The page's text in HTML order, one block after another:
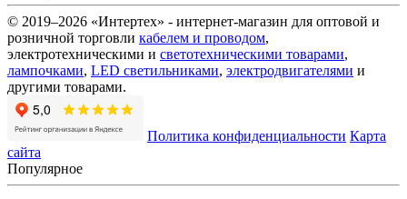
© 2019–2026 «Интертех» - интернет-магазин для оптовой и
розничной торговли кабелем и проводом,
электротехническими и светотехническими товарами,
лампочками, LED светильниками, электродвигателями и
другими товарами.
Политика конфиденциальности Карта
сайта
Популярное